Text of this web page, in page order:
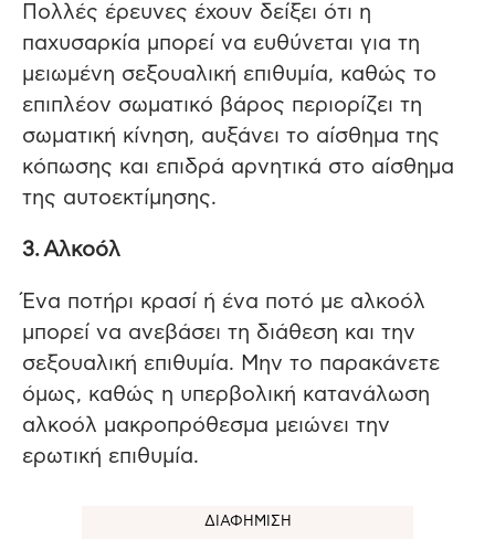
Πολλές έρευνες έχουν δείξει ότι η
παχυσαρκία μπορεί να ευθύνεται για τη
μειωμένη σεξουαλική επιθυμία, καθώς το
επιπλέον σωματικό βάρος περιορίζει τη
σωματική κίνηση, αυξάνει το αίσθημα της
κόπωσης και επιδρά αρνητικά στο αίσθημα
της αυτοεκτίμησης.
3. Αλκοόλ
Ένα ποτήρι κρασί ή ένα ποτό με αλκοόλ
μπορεί να ανεβάσει τη διάθεση και την
σεξουαλική επιθυμία. Μην το παρακάνετε
όμως, καθώς η υπερβολική κατανάλωση
αλκοόλ μακροπρόθεσμα μειώνει την
ερωτική επιθυμία.